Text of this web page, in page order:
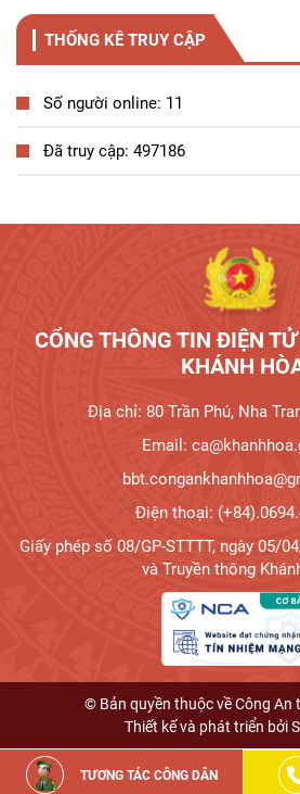
THỐNG KÊ TRUY CẬP
Số người online: 11
Đã truy cập: 497186
CỔNG THÔNG TIN ĐIỆN
KHÁNH
Địa chỉ: 80 Trần Phú, Nha
Email:
Điện thoại:
Giấy phép số 08/GP-STTTT, ngày 05/
và Truyền thông
TƯƠNG TÁC CÔNG DÂN
© Bản quyền thuộc về Công An
Thiết kế và phát triển bởi